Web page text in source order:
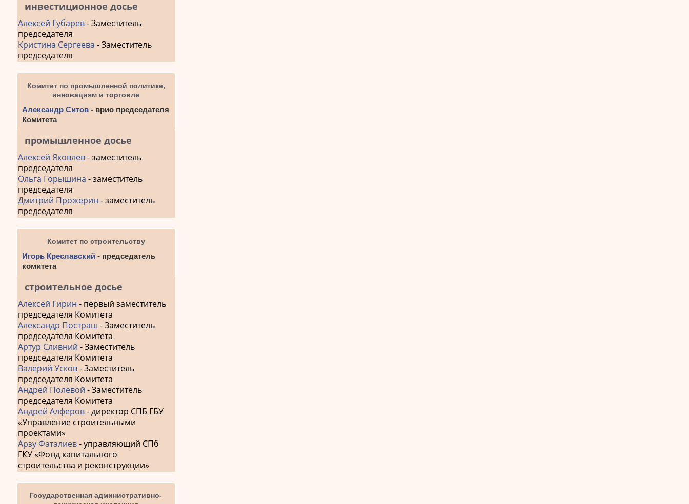
инвестиционное досье
Алексей Губарев- Заместитель
председателя
Кристина Сергеева - Заместитель
председателя
Комитет по промышленной политике,
инновациям и торговле
Александр Ситов - врио председателя
Комитета
промышленное досье
Алексей Яковлев- заместитель
председателя
Ольга Горышина - заместитель
председателя
Дмитрий Прожерин - заместитель
председателя
Комитет по строительству
Игорь Креславский - председатель
комитета
строительное досье
Алексей Гирин - первый заместитель
председателя Комитета
Александр Постраш - Заместитель
председателя Комитета
Артур Сливний - Заместитель
председателя Комитета
Валерий Усков- Заместитель
председателя Комитета
Андрей Полевой - Заместитель
председателя Комитета
Андрей Алферов- директор СПБ ГБУ
«Управление строительными
проектами»
Арзу Фаталиев- управляющий СПб
ГКУ «Фонд капитального
строительства и реконструкции»
Государственная административно-